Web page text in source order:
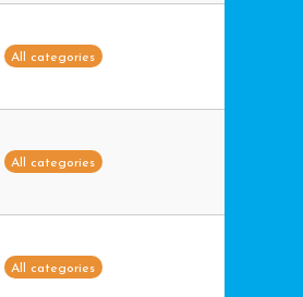
All categories
All categories
All categories